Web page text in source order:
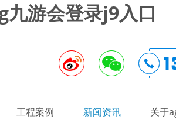
九游会登录j9入口
工程案例 新闻资讯 关于